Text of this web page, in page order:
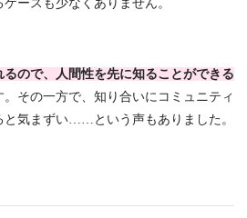
ースも少なくありません。
ので、人間性を先に知ることができる
その一方で、知り合いにコミュニティ
と気まずい……という声もありました。